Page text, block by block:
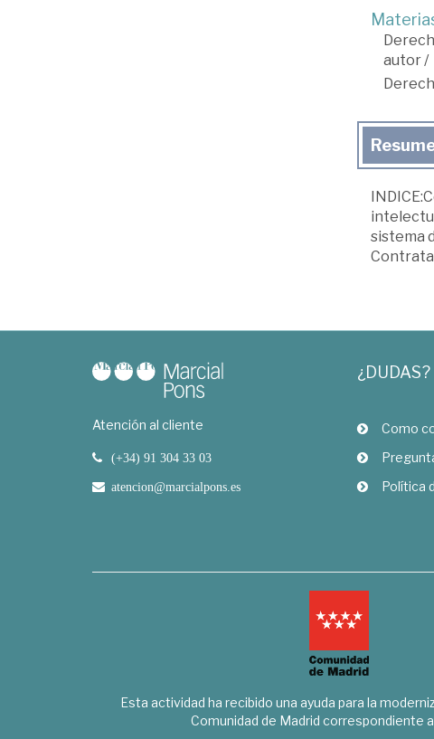
autor/
sistema
Atención al cliente
(+34) 91 304 33 03
atencion@marcialpons.es
¿DUDAS?
Como
Política
Esta actividad ha recibido una ayuda para la
Comunidad de Madrid correspondiente